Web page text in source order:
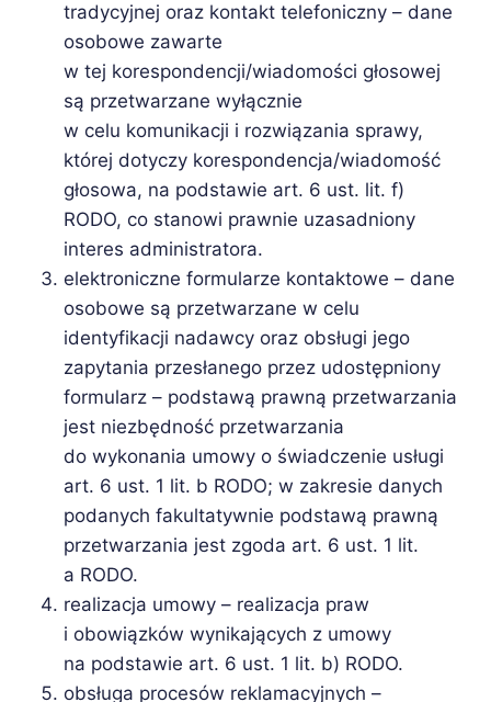
tradycyjnej oraz kontakt telefoniczny – dane
osobowe zawarte
w tej korespondencji/wiadomości głosowej
są przetwarzane wyłącznie
w celu komunikacji i rozwiązania sprawy,
której dotyczy korespondencja/wiadomość
głosowa, na podstawie art. 6 ust. lit. f)
RODO, co stanowi prawnie uzasadniony
interes administratora.
elektroniczne formularze kontaktowe – dane
osobowe są przetwarzane w celu
identyfikacji nadawcy oraz obsługi jego
zapytania przesłanego przez udostępniony
formularz – podstawą prawną przetwarzania
jest niezbędność przetwarzania
do wykonania umowy o świadczenie usługi
art. 6 ust. 1 lit. b RODO; w zakresie danych
podanych fakultatywnie podstawą prawną
przetwarzania jest zgoda art. 6 ust. 1 lit.
a RODO.
realizacja umowy – realizacja praw
i obowiązków wynikających z umowy
na podstawie art. 6 ust. 1 lit. b) RODO.
obsługa procesów reklamacyjnych –